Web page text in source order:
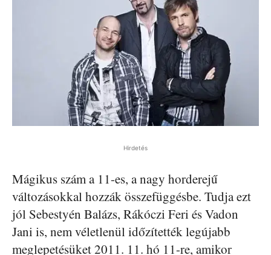
Hirdetés
Mágikus szám a 11-es, a nagy horderejű
változásokkal hozzák összefüggésbe. Tudja ezt
jól Sebestyén Balázs, Rákóczi Feri és Vadon
Jani is, nem véletlenül időzítették legújabb
meglepetésüket 2011. 11. hó 11-re, amikor